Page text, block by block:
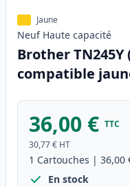
Jaune
Neuf Haute capacité
Brother TN245Y
compatible
36,00 € TTC
30,77 € HT
1 Cartouches | 36,00
En stock